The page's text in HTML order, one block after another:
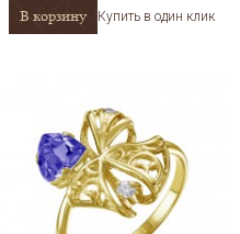
В корзину Купить в один клик